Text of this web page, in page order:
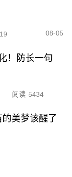
08-05
！防长一句
阅读 5434
美梦该醒了